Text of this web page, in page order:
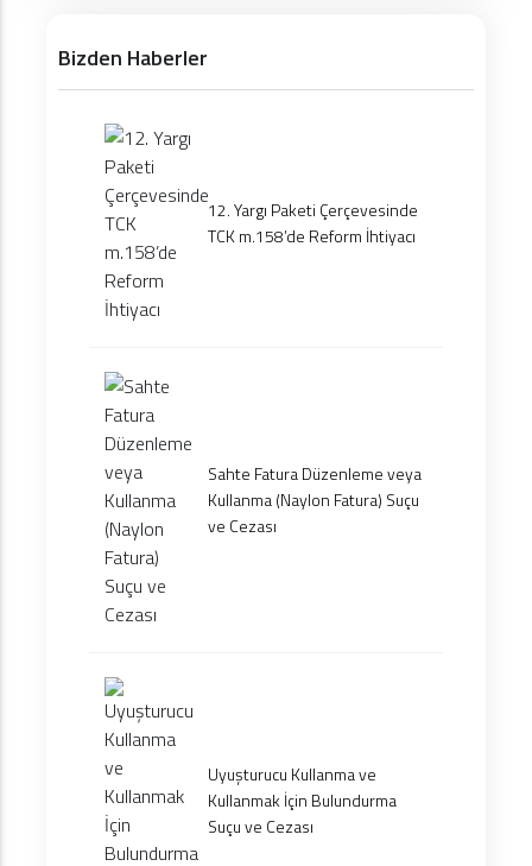
Bizden Haberler
12. Yargı Paketi Çerçevesinde
TCK m.158’de Reform İhtiyacı
Sahte Fatura Düzenleme veya
Kullanma (Naylon Fatura) Suçu
ve Cezası
Uyuşturucu Kullanma ve
Kullanmak İçin Bulundurma
Suçu ve Cezası